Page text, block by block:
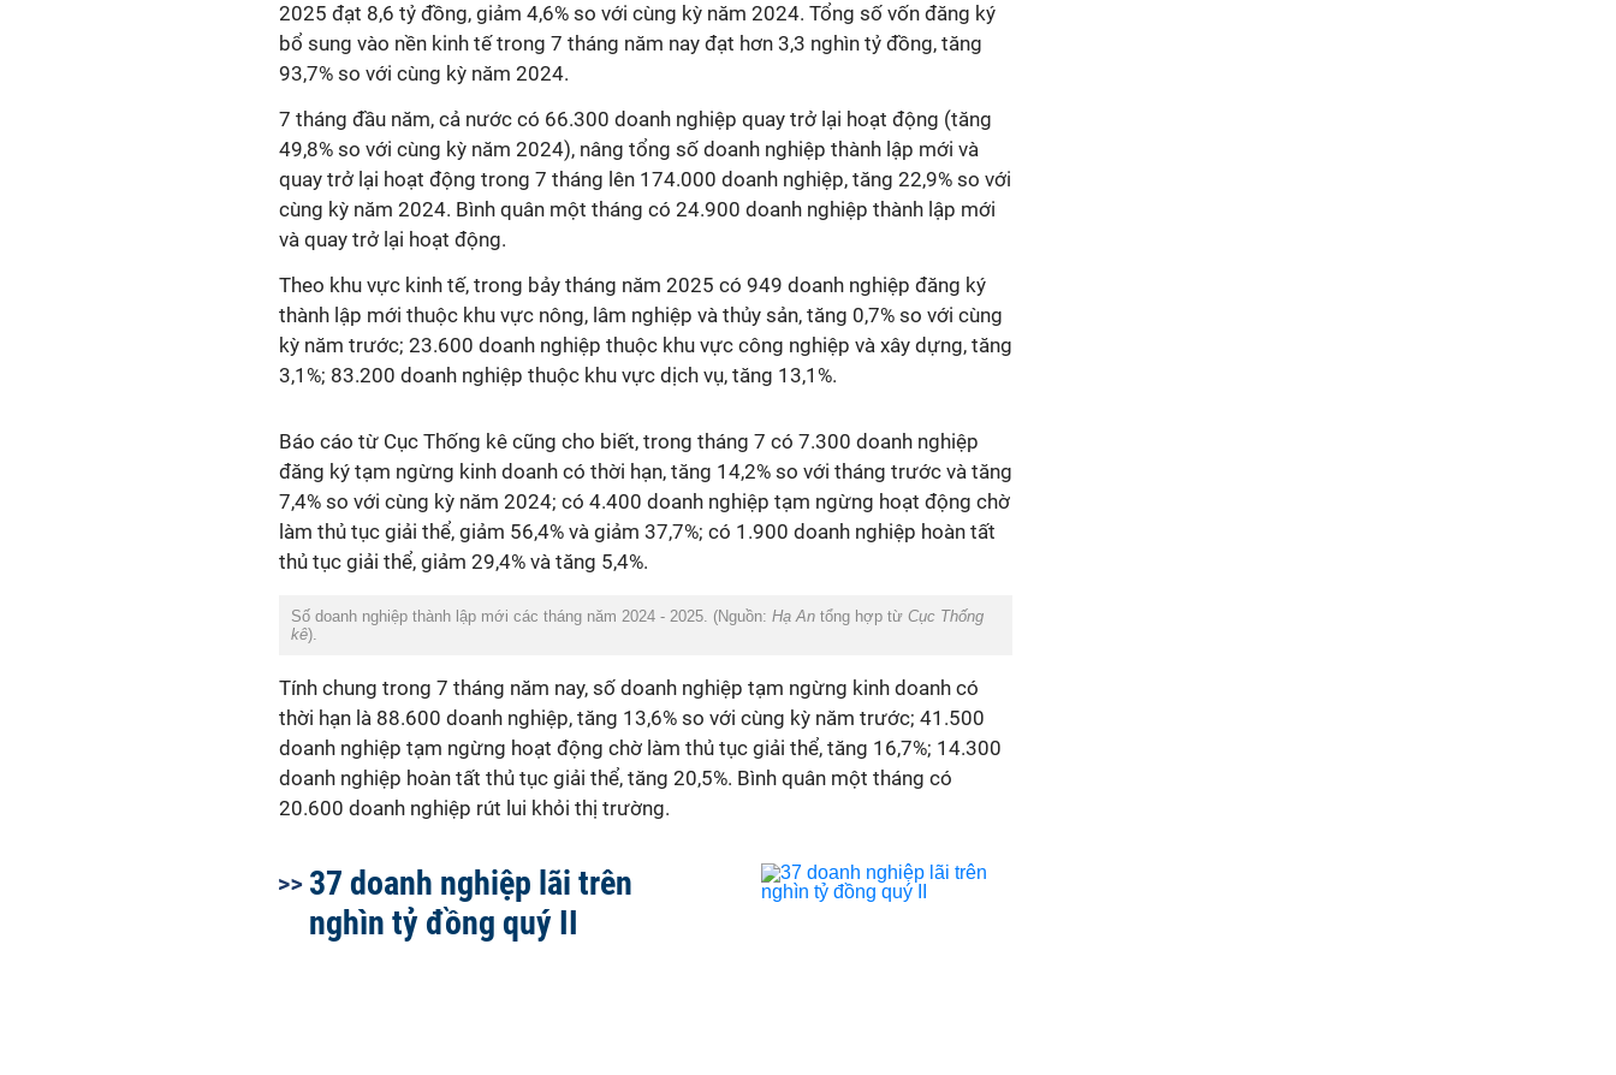
2025 đạt 8,6 tỷ đồng, giảm 4,6% so với cùng kỳ năm 2024. Tổng số vốn đăng ký
bổ sung vào nền kinh tế trong 7 tháng năm nay đạt hơn 3,3 nghìn tỷ đồng, tăng
93,7% so với cùng kỳ năm 2024.
7 tháng đầu năm, cả nước có 66.300 doanh nghiệp quay trở lại hoạt động (tăng
49,8% so với cùng kỳ năm 2024), nâng tổng số doanh nghiệp thành lập mới và
quay trở lại hoạt động trong 7 tháng lên 174.000 doanh nghiệp, tăng 22,9% so với
cùng kỳ năm 2024. Bình quân một tháng có 24.900 doanh nghiệp thành lập mới
và quay trở lại hoạt động.
Theo khu vực kinh tế, trong bảy tháng năm 2025 có 949 doanh nghiệp đăng ký
thành lập mới thuộc khu vực nông, lâm nghiệp và thủy sản, tăng 0,7% so với cùng
kỳ năm trước; 23.600 doanh nghiệp thuộc khu vực công nghiệp và xây dựng, tăng
3,1%; 83.200 doanh nghiệp thuộc khu vực dịch vụ, tăng 13,1%.
Báo cáo từ Cục Thống kê cũng cho biết, trong tháng 7 có 7.300 doanh nghiệp
đăng ký tạm ngừng kinh doanh có thời hạn, tăng 14,2% so với tháng trước và tăng
7,4% so với cùng kỳ năm 2024; có 4.400 doanh nghiệp tạm ngừng hoạt động chờ
làm thủ tục giải thể, giảm 56,4% và giảm 37,7%; có 1.900 doanh nghiệp hoàn tất
thủ tục giải thể, giảm 29,4% và tăng 5,4%.
Số doanh nghiệp thành lập mới các tháng năm 2024 - 2025. (Nguồn: Hạ An tổng hợp từ Cục Thống
kê).
Tính chung trong 7 tháng năm nay, số doanh nghiệp tạm ngừng kinh doanh có
thời hạn là 88.600 doanh nghiệp, tăng 13,6% so với cùng kỳ năm trước; 41.500
doanh nghiệp tạm ngừng hoạt động chờ làm thủ tục giải thể, tăng 16,7%; 14.300
doanh nghiệp hoàn tất thủ tục giải thể, tăng 20,5%. Bình quân một tháng có
20.600 doanh nghiệp rút lui khỏi thị trường.
37 doanh nghiệp lãi trên
nghìn tỷ đồng quý II